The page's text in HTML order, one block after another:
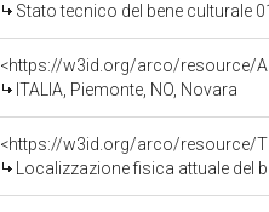
Stato tecnico del bene culturale
<https://w3id.org/arco/resource/
ITALIA, Piemonte, NO, Novara
<https://w3id.org/arco/resource/
Localizzazione fisica attuale del